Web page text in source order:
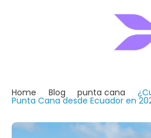
Home Blog punta cana
Punta Cana desde Ecuador en